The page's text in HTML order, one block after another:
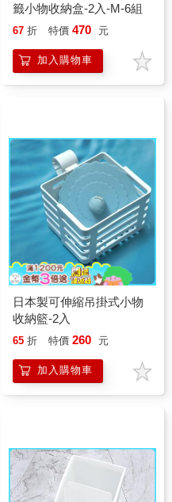
籤小物收納盒-2入-M-6組
67 折 特價 470 元
加入購物車
日本製可伸縮吊掛式小物
收納籃-2入
65 折 特價 260 元
加入購物車